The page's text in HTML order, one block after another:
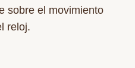
sobre el movimiento
reloj.